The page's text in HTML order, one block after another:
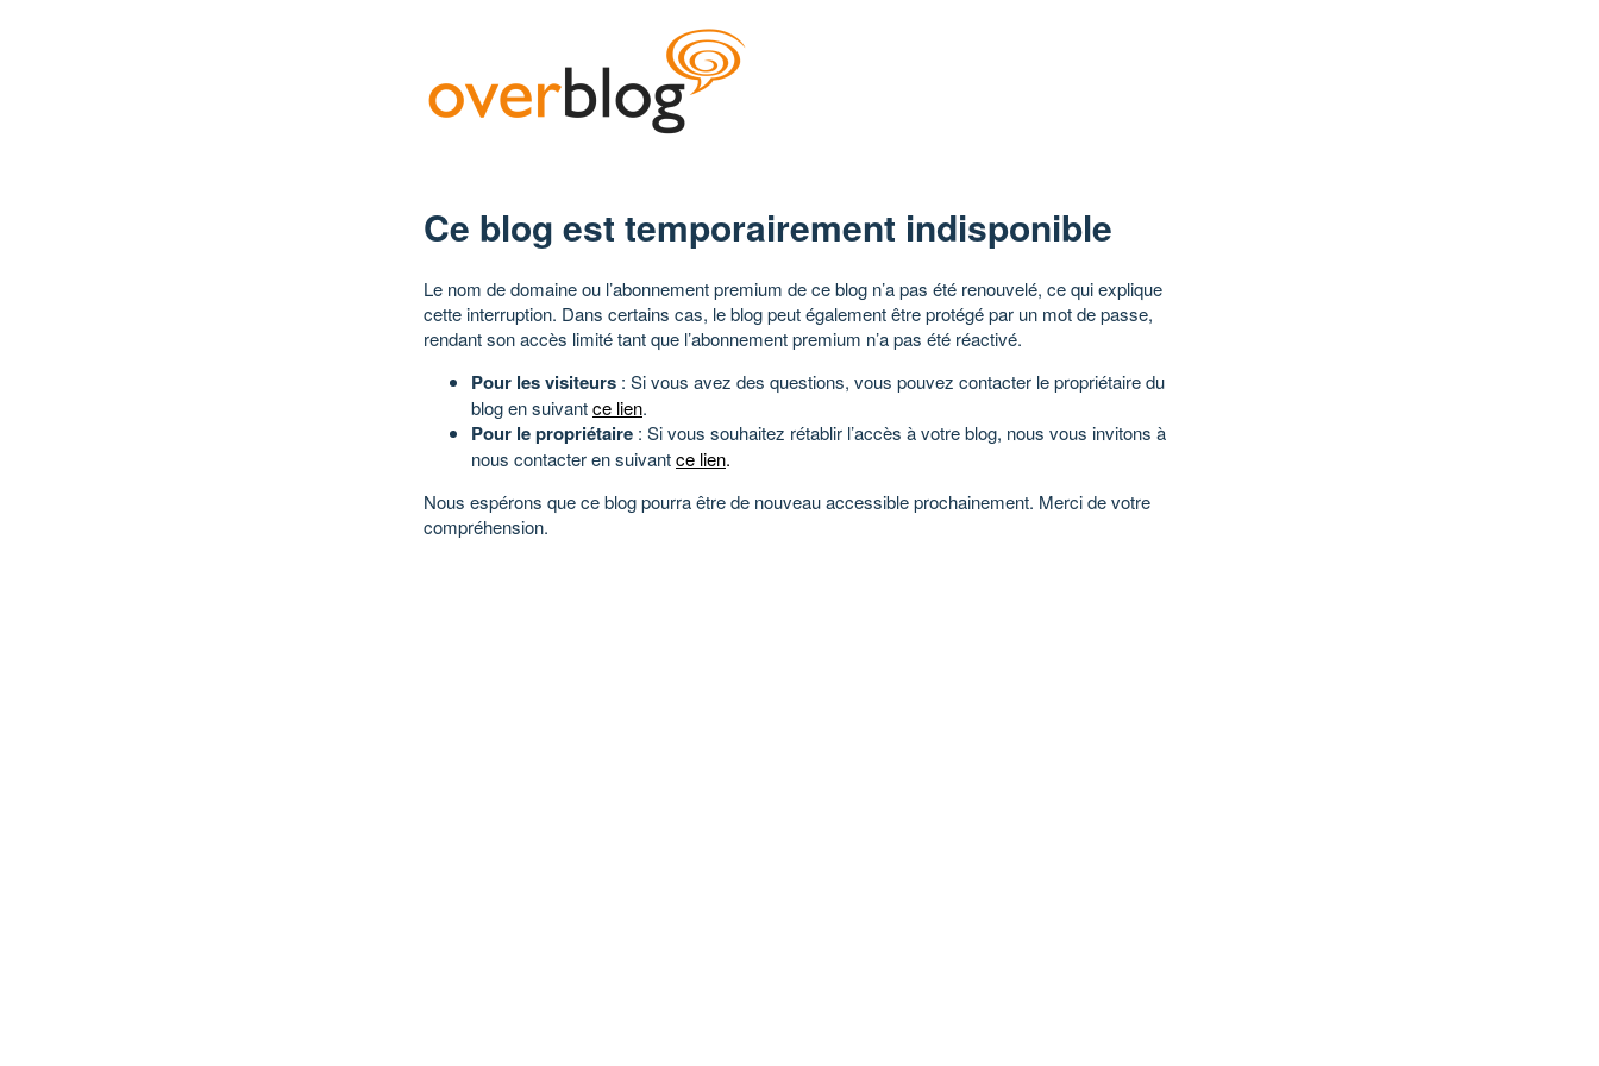
Ce blog est temporairement indisponible
Le nom de domaine ou l’abonnement premium de ce blog n’a pas été renouvelé, ce qui explique
cette interruption. Dans certains cas, le blog peut également être protégé par un mot de passe,
rendant son accès limité tant que l’abonnement premium n’a pas été réactivé.
Pour les visiteurs : Si vous avez des questions, vous pouvez contacter le propriétaire du
blog en suivantce lien.
Pour le propriétaire : Si vous souhaitez rétablir l’accès à votre blog, nous vous invitons à
nous contacter en suivantce lien.
Nous espérons que ce blog pourra être de nouveau accessible prochainement. Merci de votre
compréhension.